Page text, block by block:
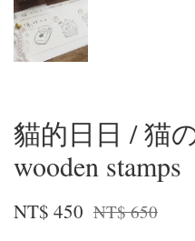
貓的日日 / 猫
wooden stamps
NT$ 450 NT$ 650